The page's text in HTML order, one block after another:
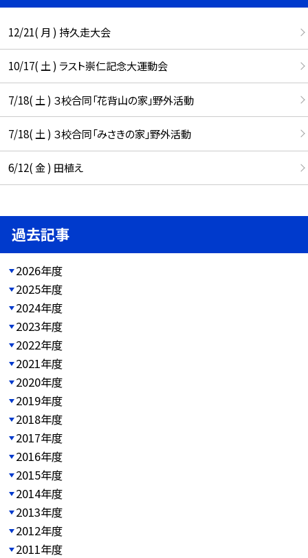
12/21( 月 ) 持久走大会
10/17( 土 ) ラスト崇仁記念大運動会
7/18( 土 ) ３校合同「花背山の家」野外活動
7/18( 土 ) ３校合同「みさきの家」野外活動
6/12( 金 ) 田植え
過去記事
2026年度
2025年度
2024年度
2023年度
2022年度
2021年度
2020年度
2019年度
2018年度
2017年度
2016年度
2015年度
2014年度
2013年度
2012年度
2011年度